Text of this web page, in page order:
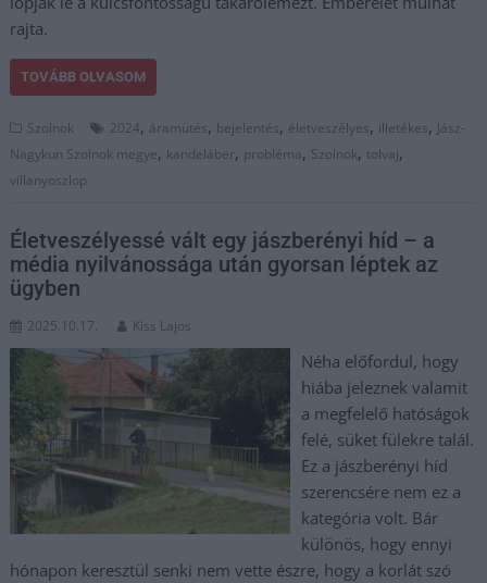
rajta.
TOVÁBB OLVASOM
Szolnok 2024, áramütés, bejelentés, életveszélyes, illetékes, Jász-
Nagykun Szolnok megye, kandeláber, probléma, Szolnok, tolvaj,
villanyoszlop
Életveszélyessé vált egy jászberényi híd – a
média nyilvánossága után gyorsan léptek az
ügyben
2025.10.17. Kiss Lajos
Néha előfordul, hogy
hiába jeleznek valamit
a megfelelő hatóságok
felé, süket fülekre talál.
Ez a jászberényi híd
szerencsére nem ez a
kategória volt. Bár
különös, hogy ennyi
hónapon keresztül senki nem vette észre, hogy a korlát szó